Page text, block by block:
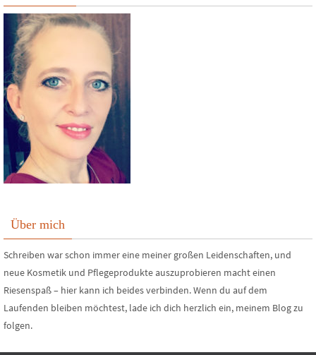
Über mich
Schreiben war schon immer eine meiner großen Leidenschaften, und
neue Kosmetik und Pflegeprodukte auszuprobieren macht einen
Riesenspaß – hier kann ich beides verbinden. Wenn du auf dem
Laufenden bleiben möchtest, lade ich dich herzlich ein, meinem Blog zu
folgen.